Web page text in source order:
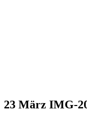
23 März IMG-